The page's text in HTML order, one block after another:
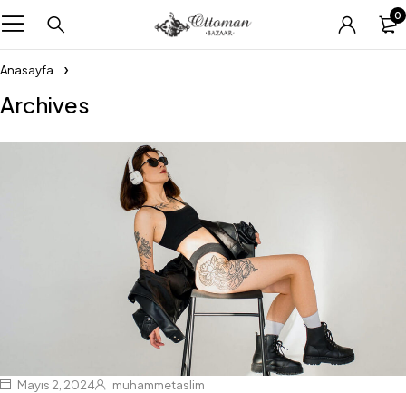
0
Anasayfa
Archives
Mayıs 2, 2024 muhammetaslim